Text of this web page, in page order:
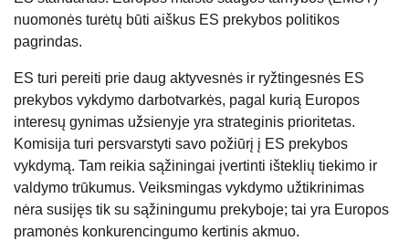
nuomonės turėtų būti aiškus ES prekybos politikos
pagrindas.
ES turi pereiti prie daug aktyvesnės ir ryžtingesnės ES
prekybos vykdymo darbotvarkės, pagal kurią Europos
interesų gynimas užsienyje yra strateginis prioritetas.
Komisija turi persvarstyti savo požiūrį į ES prekybos
vykdymą. Tam reikia sąžiningai įvertinti išteklių tiekimo ir
valdymo trūkumus. Veiksmingas vykdymo užtikrinimas
nėra susijęs tik su sąžiningumu prekyboje; tai yra Europos
pramonės konkurencingumo kertinis akmuo.